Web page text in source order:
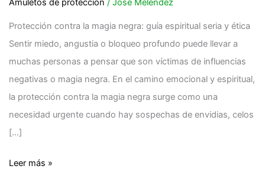
Protección contra la magia negra: guía espiritual seria y ética
Sentir miedo, angustia o bloqueo profundo puede llevar a
muchas personas a pensar que son víctimas de influencias
negativas o magia negra. En el camino emocional y espiritual,
la protección contra la magia negra surge como una
necesidad urgente cuando hay sospechas de envidias, celos
[…]
Leer más »